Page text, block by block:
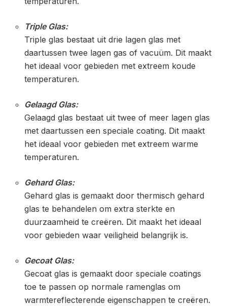
Triple Glas:
Triple glas bestaat uit drie lagen glas met
daartussen twee lagen gas of vacuüm. Dit maakt
het ideaal voor gebieden met extreem koude
temperaturen.
Gelaagd Glas:
Gelaagd glas bestaat uit twee of meer lagen glas
met daartussen een speciale coating. Dit maakt
het ideaal voor gebieden met extreem warme
temperaturen.
Gehard Glas:
Gehard glas is gemaakt door thermisch gehard
glas te behandelen om extra sterkte en
duurzaamheid te creëren. Dit maakt het ideaal
voor gebieden waar veiligheid belangrijk is.
Gecoat Glas:
Gecoat glas is gemaakt door speciale coatings
toe te passen op normale ramenglas om
warmtereflecterende eigenschappen te creëren.